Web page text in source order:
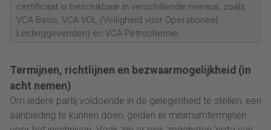
certificaat is beschikbaar in verschillende niveaus, zoals
VCA Basis, VCA VOL (Veiligheid voor Operationeel
Leidinggevenden) en VCA Petrochemie.
Termijnen, richtlijnen en bezwaarmogelijkheid (in
acht nemen)
Om iedere partij voldoende in de gelegenheid te stellen, een
aanbieding te kunnen doen, gelden er minimumtermijnen